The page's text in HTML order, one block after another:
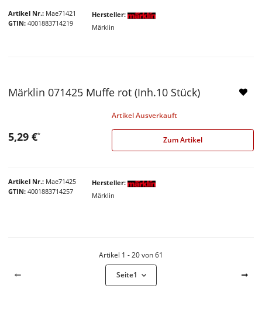
Artikel Nr. Mae71421
GTIN 4001883714219
Hersteller
Märklin
Märklin 071425 Muffe rot (Inh.10 Stück)
Artikel Ausverkauft
Artikel Nr. Mae71425
GTIN 4001883714257
Hersteller
Märklin
5,29 €*
Zum Artikel
Artikel 1 - 20 von 61
Seite1